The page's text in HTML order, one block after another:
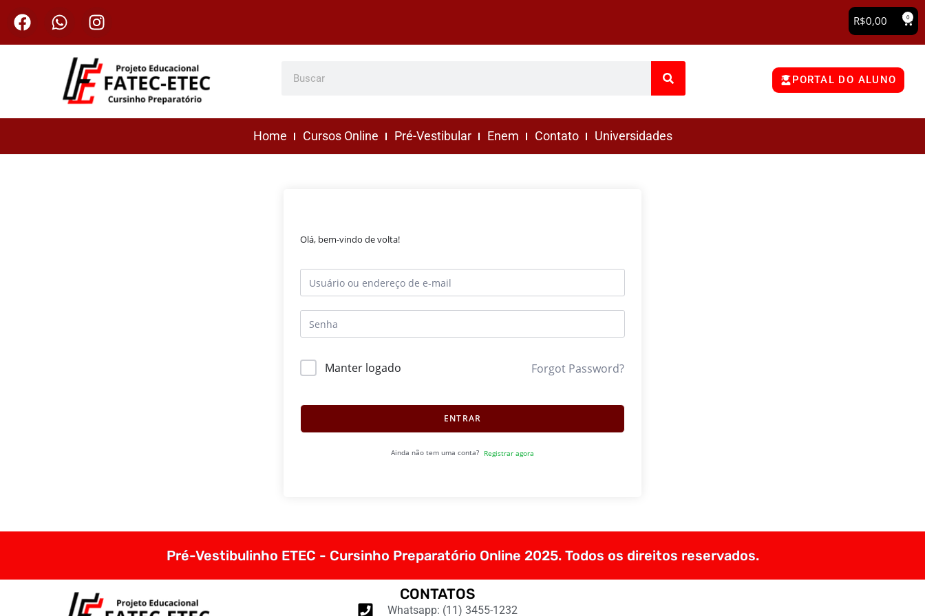
R$0,00 0
PORTAL DO ALUNO
Home Cursos Online Pré-Vestibular Enem Contato Universidades
Olá, bem-vindo de volta!
Manter logado Forgot Password?
ENTRAR
Ainda não tem uma conta? Registrar agora
Pré-Vestibulinho ETEC - Cursinho Preparatório Online 2025. Todos os direitos reservados.
CONTATOS
Whatsapp: (11) 3455-1232